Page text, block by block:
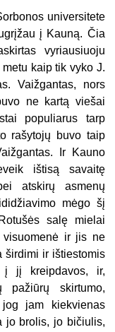
universitete
į Kauną. Čia
vyriausiuoju
metu kaip tik vyko J.
Vaižgantas, nors
ne kartą viešai
populiarus tarp
rašytojų buvo taip
Ir Kauno
ištisą savaitę
atskirų asmenų
mėgo šį
salę mielai
ir jis ne
širdimi ir ištiestomis
į jį kreipdavos, ir,
pažiūrų skirtumo,
jam kiekvienas
jo brolis, jo bičiulis,